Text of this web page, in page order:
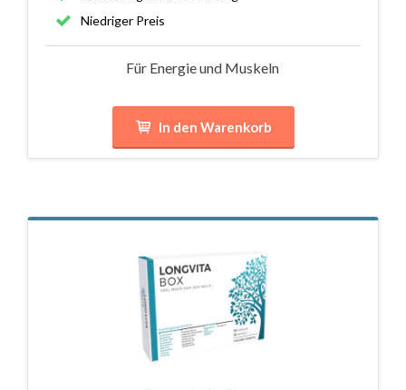
Niedriger Preis
Für Energie und Muskeln
In den Warenkorb